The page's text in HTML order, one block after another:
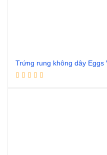
Trứng rung không dây Eggs